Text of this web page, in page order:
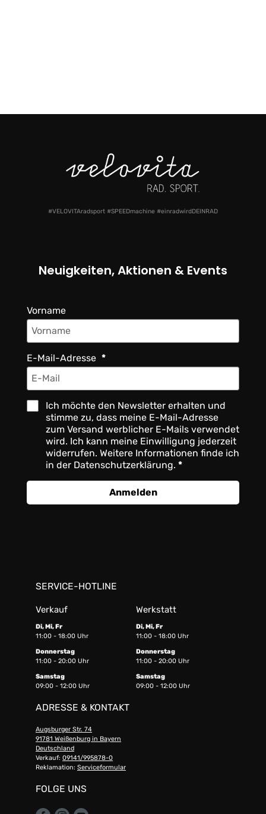
#VELOVITAradsport #SPEEDmachine #einradwirdDEINRAD
Neuigkeiten, Aktionen & Events
Vorname
E-Mail-Adresse
Ich möchte den Newsletter erhalten und
stimme zu, dass meine E-Mail-Adresse
zum Versand werblicher E-Mails verwendet
wird. Ich kann meine Einwilligung jederzeit
widerrufen. Weitere Informationen finde ich
in der Datenschutzerklärung.
Anmelden
SERVICE-HOTLINE
Verkauf Werkstatt
Di, Mi, Fr
11:00 - 18:00 Uhr
Di, Mi, Fr
11:00 - 18:00 Uhr
Donnerstag
11:00 - 20:00 Uhr
Donnerstag
11:00 - 20:00 Uhr
Samstag
09:00 - 12:00 Uhr
Samstag
09:00 - 12:00 Uhr
ADRESSE & KONTAKT
Augsburger Str. 74
91781 Weißenburg in Bayern
Deutschland
Verkauf: 09141/995878-0
Reklamation: Serviceformular
FOLGE UNS